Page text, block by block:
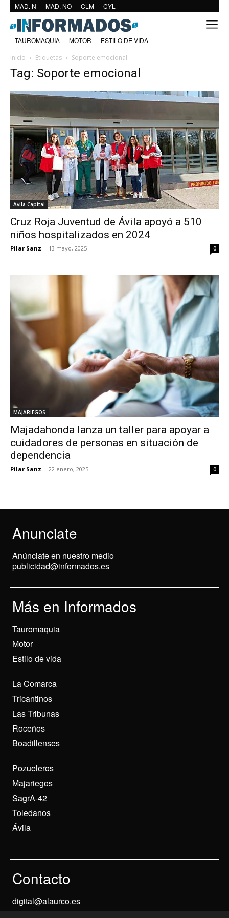
MAD. N MAD. NO CLM CYL
TAUROMAQUIA MOTOR
ESTILO DE VIDA
Inicio
Etiquetas Soporte emocional
Tag: Soporte emocional
Avila Capital
Cruz Roja Juventud de Ávila apoyó a 510
niños hospitalizados en 2024
Pilar Sanz - 13 mayo, 2025 0
MAJARIEGOS
Majadahonda lanza un taller para apoyar a
cuidadores de personas en situación de
dependencia
Pilar Sanz - 22 enero, 2025 0
Anunciate
Anúnciate en nuestro medio
publicidad@informados.es
Más en Informados
Tauromaquia
Motor
Estilo de vida
La Comarca
Tricantinos
Las Tribunas
Roceños
Boadillenses
Pozueleros
Majariegos
SagrA-42
Toledanos
Ávila
Contacto
digital@alaurco.es